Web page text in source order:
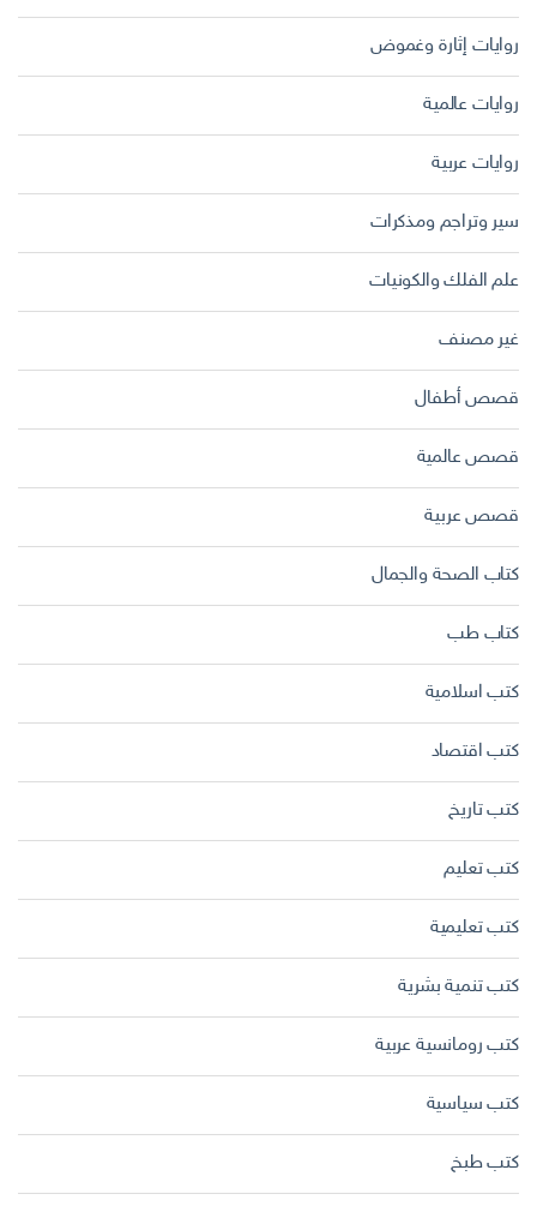
روايات إثارة وغموض
روايات عالمية
روايات عربية
سير وتراجم ومذكرات
علم الفلك والكونيات
غير مصنف
قصص أطفال
قصص عالمية
قصص عربية
كتاب الصحة والجمال
كتاب طب
كتب اسلامية
كتب اقتصاد
كتب تاريخ
كتب تعليم
كتب تعليمية
كتب تنمية بشرية
كتب رومانسية عربية
كتب سياسية
كتب طبخ